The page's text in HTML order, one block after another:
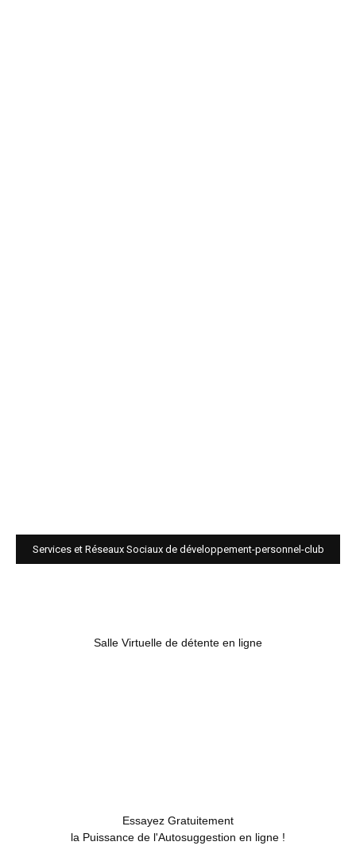
Services et Réseaux Sociaux de développement-personnel-club
Salle Virtuelle de détente en ligne
Essayez Gratuitement
la Puissance de l'Autosuggestion en ligne !